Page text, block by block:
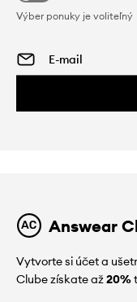
Výber ponuky je voliteľný
Answear
Vytvorte si účet a
Clube získate až20%